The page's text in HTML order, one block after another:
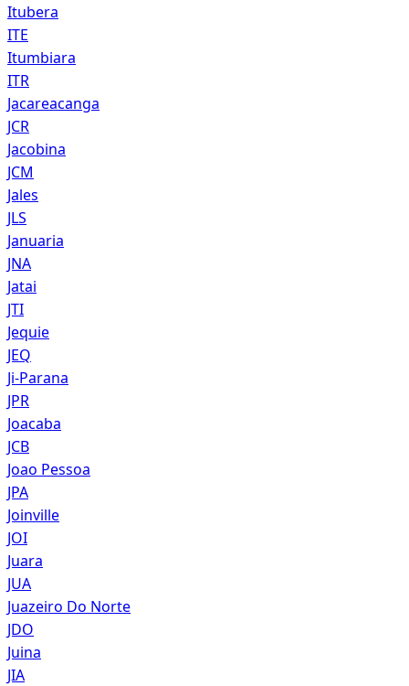
Itubera
ITE
Itumbiara
ITR
Jacareacanga
JCR
Jacobina
JCM
Jales
JLS
Januaria
JNA
Jatai
JTI
Jequie
JEQ
Ji-Parana
JPR
Joacaba
JCB
Joao Pessoa
JPA
Joinville
JOI
Juara
JUA
Juazeiro Do Norte
JDO
Juina
JIA